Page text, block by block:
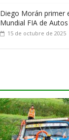
Diego Morán primer
Mundial FIA de
15 de octubre de 2025